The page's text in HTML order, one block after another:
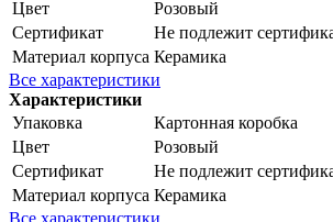
Цвет
Розовый
Сертификат
Не подлежит
Материал корпуса Керамика
Все характеристики
Характеристики
Упаковка
Картонная коробка
Цвет
Розовый
Сертификат
Не подлежит
Материал корпуса Керамика